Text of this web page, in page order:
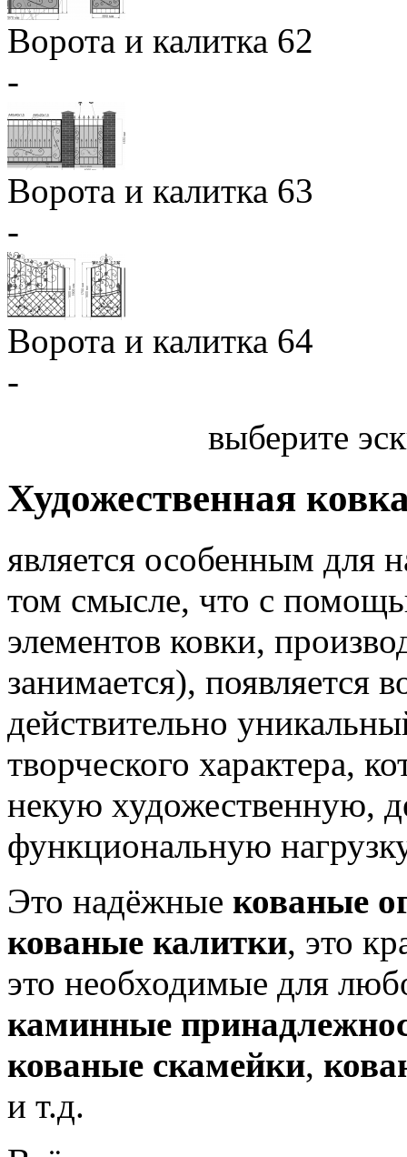
Ворота и калитка 62
-
Ворота и калитка 63
-
Ворота и калитка 64
-
выберите
Художественная
является особенным для
том смысле, что с
элементов ковки,
занимается), появляется
действительно
творческого характера,
некую художественную,
функциональную
Это надёжные кованые
кованые калитки, это
это необходимые для
каминные
кованые скамейки,
и т.д.